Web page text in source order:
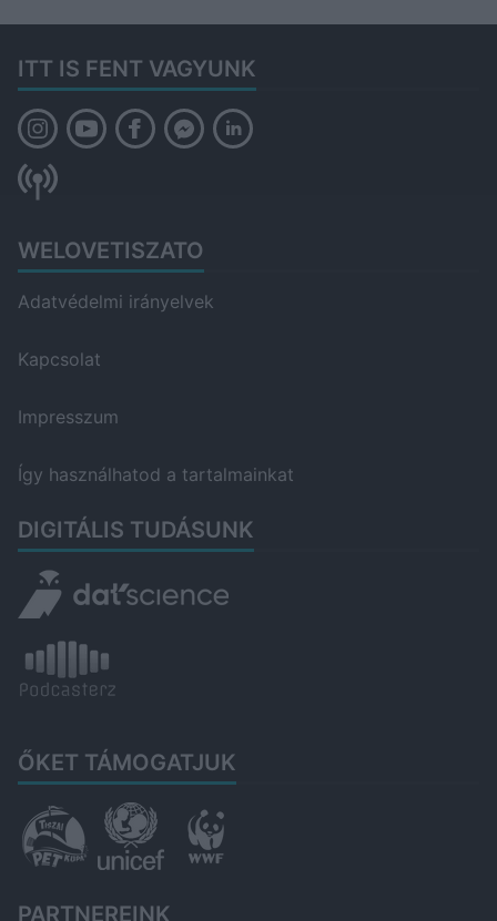
ITT IS FENT VAGYUNK
WELOVETISZATO
Adatvédelmi irányelvek
Kapcsolat
Impresszum
Így használhatod a tartalmainkat
DIGITÁLIS TUDÁSUNK
ŐKET TÁMOGATJUK
PARTNEREINK